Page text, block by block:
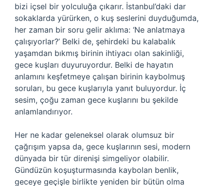
bizi içsel bir yolculuğa çıkarır. İstanbul’daki dar
sokaklarda yürürken, o kuş seslerini duyduğumda,
her zaman bir soru gelir aklıma: ‘Ne anlatmaya
çalışıyorlar?’ Belki de, şehirdeki bu kalabalık
yaşamdan bıkmış birinin ihtiyacı olan sakinliği,
gece kuşları duyuruyordur. Belki de hayatın
anlamını keşfetmeye çalışan birinin kaybolmuş
soruları, bu gece kuşlarıyla yanıt buluyordur. İç
sesim, çoğu zaman gece kuşlarını bu şekilde
anlamlandırıyor.
Her ne kadar geleneksel olarak olumsuz bir
çağrışım yapsa da, gece kuşlarının sesi, modern
dünyada bir tür direnişi simgeliyor olabilir.
Gündüzün koşuşturmasında kaybolan benlik,
geceye geçişle birlikte yeniden bir bütün olma